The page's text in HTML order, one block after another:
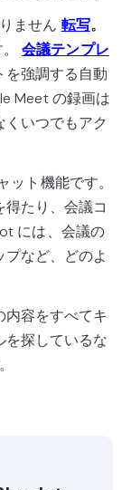
ません 転写。
。会議テンプレ
を強調する自動
Meet の録画は
いつでもアク
ト機能です。
たり、会議コ
には、会議の
など、どのよ
容をすべてキ
を探しているな